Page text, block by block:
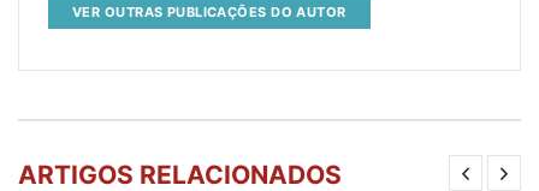
VER OUTRAS PUBLICAÇÕES DO AUTOR
ARTIGOS RELACIONADOS